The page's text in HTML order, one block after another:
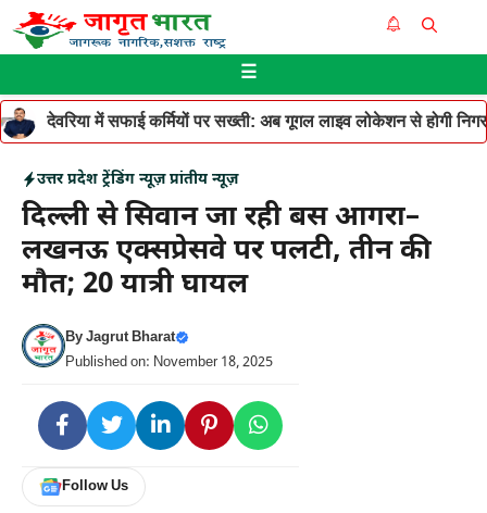
Skip
to
☰
देवरिया में सफाई कर्मियों पर सख्ती: अब गूगल लाइव लोकेशन से होगी
उत्तर प्रदेश ट्रेंडिंग न्यूज़ प्रांतीय न्यूज़
दिल्ली से सिवान जा रही बस आगरा–
लखनऊ एक्सप्रेसवे पर पलटी, तीन की
मौत; 20 यात्री घायल
ByJagrut Bharat
Published on: November 18, 2025
Follow Us